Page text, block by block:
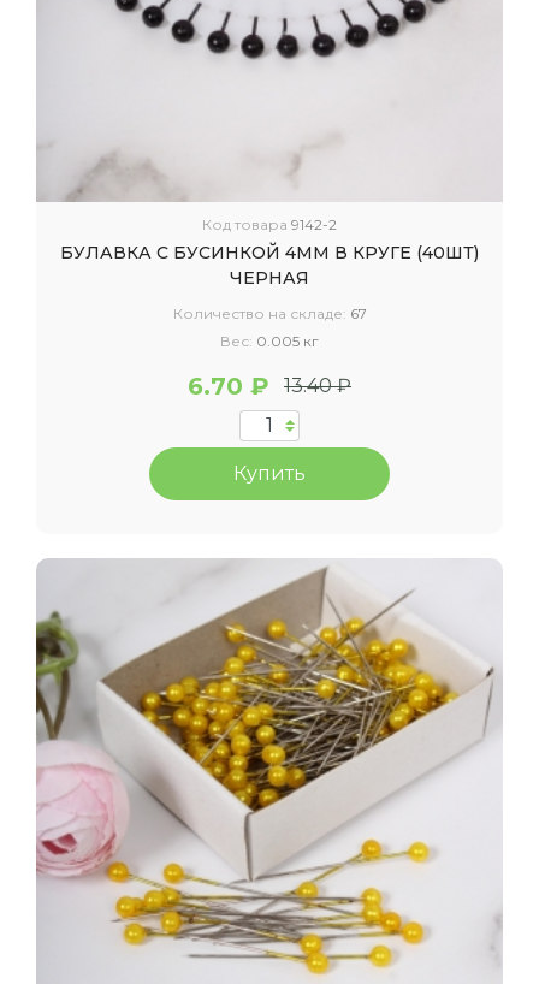
Код товара 9142-2
БУЛАВКА С БУСИНКОЙ 4ММ В КРУГЕ (40ШТ)
ЧЕРНАЯ
Количество на складе: 67
Вес: 0.005 кг
6.70 ₽ 13.40 ₽
Купить